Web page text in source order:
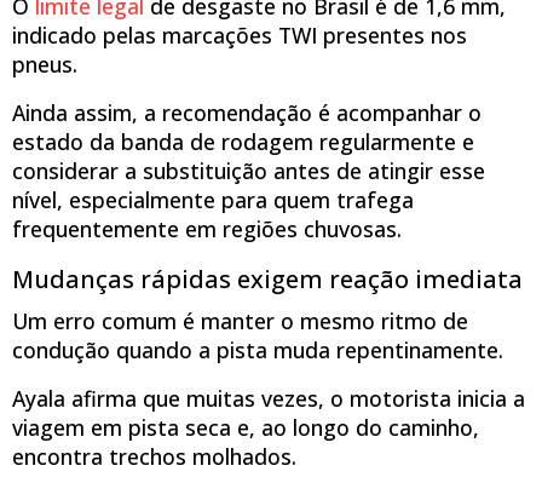
indicado pelas marcações TWI presentes nos
pneus.
Ainda assim, a recomendação é acompanhar o
estado da banda de rodagem regularmente e
considerar a substituição antes de atingir esse
nível, especialmente para quem trafega
frequentemente em regiões chuvosas.
Mudanças rápidas exigem reação imediata
Um erro comum é manter o mesmo ritmo de
condução quando a pista muda repentinamente.
Ayala afirma que muitas vezes, o motorista inicia a
viagem em pista seca e, ao longo do caminho,
encontra trechos molhados.